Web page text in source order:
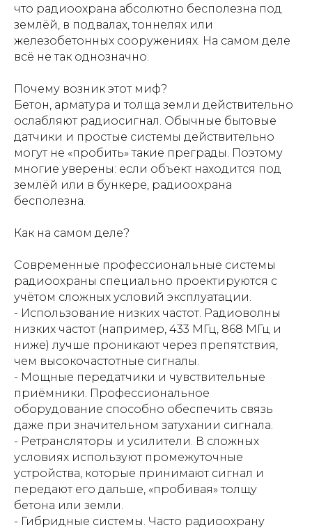
что радиоохрана абсолютно бесполезна под
землёй, в подвалах, тоннелях или
железобетонных сооружениях. На самом деле
всё не так однозначно.
Почему возник этот миф?
Бетон, арматура и толща земли действительно
ослабляют радиосигнал. Обычные бытовые
датчики и простые системы действительно
могут не «пробить» такие преграды. Поэтому
многие уверены: если объект находится под
землёй или в бункере, радиоохрана
бесполезна.
Как на самом деле?
Современные профессиональные системы
радиоохраны специально проектируются с
учётом сложных условий эксплуатации.
- Использование низких частот. Радиоволны
низких частот (например, 433 МГц, 868 МГц и
ниже) лучше проникают через препятствия,
чем высокочастотные сигналы.
- Мощные передатчики и чувствительные
приёмники. Профессиональное
оборудование способно обеспечить связь
даже при значительном затухании сигнала.
- Ретрансляторы и усилители. В сложных
условиях используют промежуточные
устройства, которые принимают сигнал и
передают его дальше, «пробивая» толщу
бетона или земли.
- Гибридные системы. Часто радиоохрану